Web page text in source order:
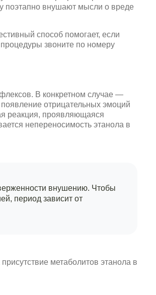
поэтапно внушают мысли о вреде
способ помогает, если
звоните по номеру
В конкретном случае —
отрицательных эмоций
реакция, проявляющаяся
непереносимость этанола в
внушению. Чтобы
период зависит от
метаболитов этанола в